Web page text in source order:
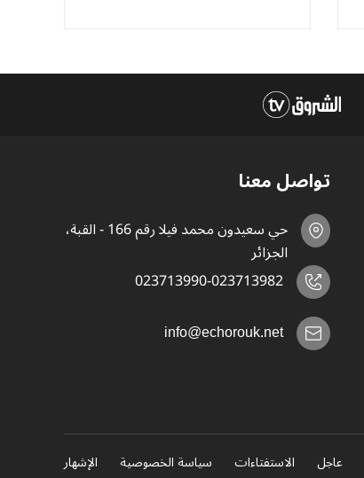
تواصل معنا
حي سعيدون محمد فيلا رقم 166 - القبة،
الجزائر
023713990-023713982
info@echorouk.net
عاجل الاستفتاءات سياسة الخصوصية الإشهار